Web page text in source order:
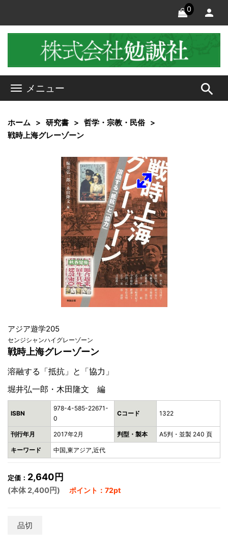
0
メニュー search
ホーム 研究書
哲学・宗教・民俗
戦時上海グレーゾーン
アジア遊学205
センジシャンハイグレーゾーン
戦時上海グレーゾーン
溶融する「抵抗」と「協力」
堀井弘一郎・木田隆文 編
ISBN
978-4-585-22671-
0
Cコード 1322
刊行年月 2017年2月 判型・製本 A5判・並製 240 頁
キーワード 中国,東アジア,近代
定価： 2,640円
(本体 2,400円) ポイント：72pt
品切